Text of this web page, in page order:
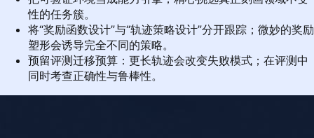
性的任务簇。
将“奖励函数设计”与“轨迹策略设计”分开跟踪；微妙的奖励
塑形会诱导完全不同的策略。
预留评测迁移预算：更长轨迹会改变失败模式；在评测中
同时考查正确性与鲁棒性。